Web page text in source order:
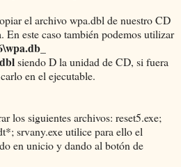
el archivo wpa.dbl de nuestro CD
En este caso también podemos utilizar
siendo D la unidad de CD, si fuera
en el ejecutable.
siguientes archivos: reset5.exe;
srvany.exe utilice para ello el
en unicio y dando al botón de